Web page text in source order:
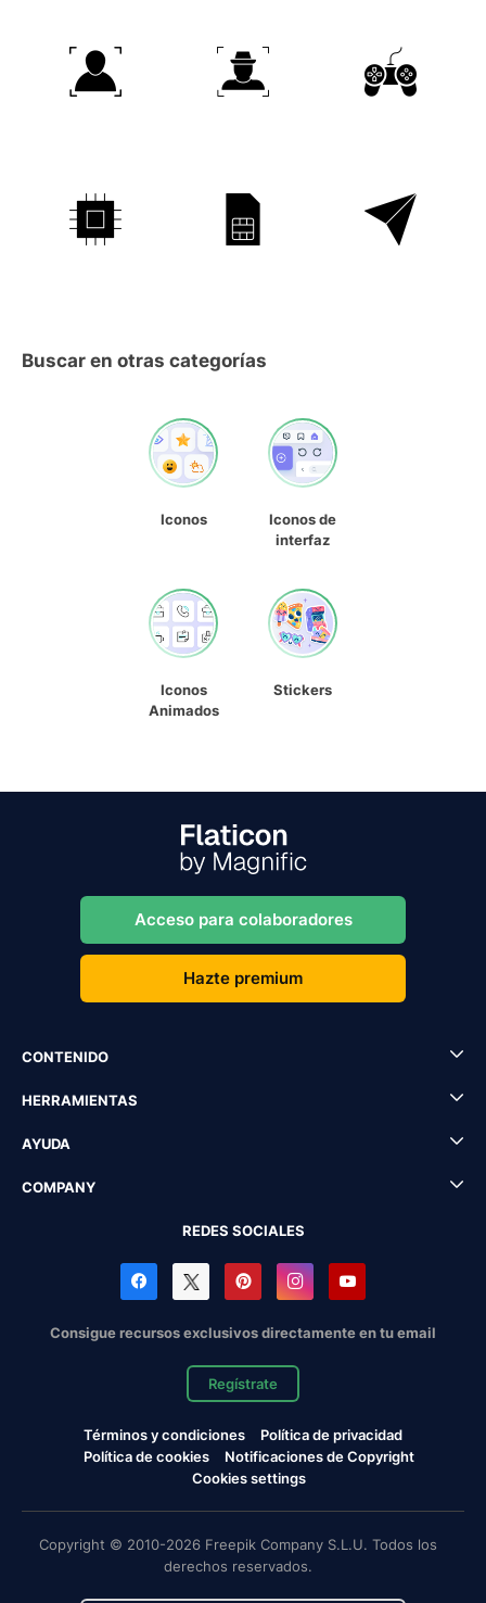
Buscar en otras categorías
Iconos
Iconos de
interfaz
Iconos
Animados
Stickers
Acceso para colaboradores
Hazte premium
CONTENIDO
HERRAMIENTAS
AYUDA
COMPANY
REDES SOCIALES
Consigue recursos exclusivos directamente en tu email
Regístrate
Términos y condiciones
Política de privacidad
Política de cookies
Notificaciones de Copyright
Cookies settings
Copyright © 2010-2026 Freepik Company S.L.U. Todos los
derechos reservados.